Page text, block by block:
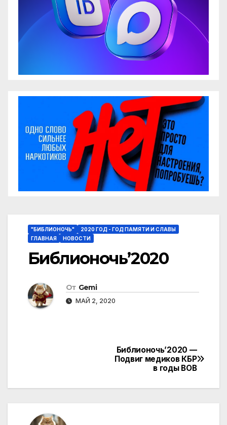
"БИБЛИОНОЧЬ"
2020 ГОД - ГОД ПАМЯТИ И СЛАВЫ
ГЛАВНАЯ
НОВОСТИ
Библионочь’2020
От Gemi
МАЙ 2, 2020
Библионочь’2020 —
Подвиг медиков КБР
в годы ВОВ